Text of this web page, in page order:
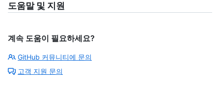
도움말 및 지원
계속 도움이 필요하세요?
GitHub 커뮤니티에 문의
고객 지원 문의